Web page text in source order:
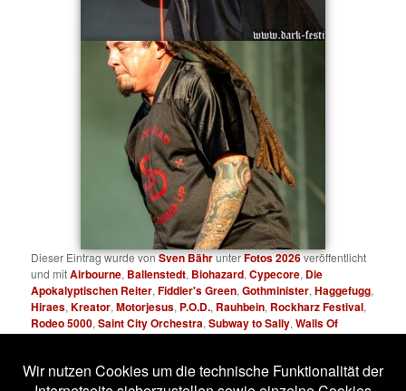
Dieser Eintrag wurde vonSven BährunterFotos 2026veröffentlicht
und mitAirbourne, Ballenstedt, Biohazard,Cypecore, Die
Apokalyptischen Reiter,Fiddler's Green,Gothminister,Haggefugg,
Hiraes,Kreator,Motorjesus, P.O.D., Rauhbein, Rockharz Festival,
Rodeo 5000,Saint City Orchestra,Subway to Sally,Walls Of
Jerichoverschlagwortet. Setze ein Lesezeichen für denPermalink.